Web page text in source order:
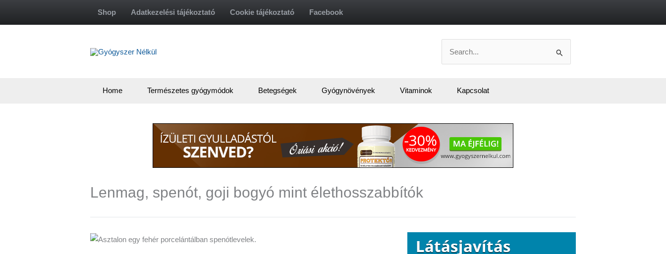
Shop Adatkezelési tájékoztató Cookie tájékoztató Facebook
for:
Home Természetes gyógymódok Betegségek Gyógynövények Vitaminok Kapcsolat
Lenmag, spenót, goji bogyó mint élethosszabbítók